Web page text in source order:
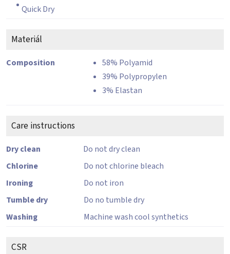
Quick Dry
Materiál
Composition
58% Polyamid
39% Polypropylen
3% Elastan
Care instructions
Dry clean
Do not dry clean
Chlorine
Do not chlorine bleach
Ironing
Do not iron
Tumble dry
Do no tumble dry
Washing
Machine wash cool synthetics
CSR